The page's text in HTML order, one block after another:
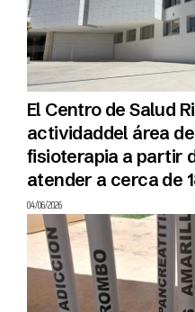
El Centro de Salud
actividaddel área
fisioterapia a partir
atender a cerca de
04/06/2026